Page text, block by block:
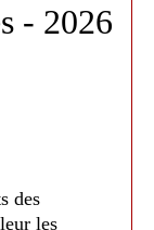
contrat de
- 2026
des
les